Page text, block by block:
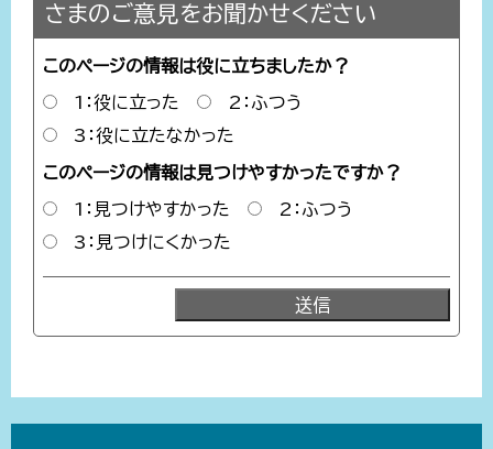
さまのご意見をお聞かせください
このページの情報は役に立ちましたか？
1：役に立った
2：ふつう
3：役に立たなかった
このページの情報は見つけやすかったですか？
1：見つけやすかった
2：ふつう
3：見つけにくかった